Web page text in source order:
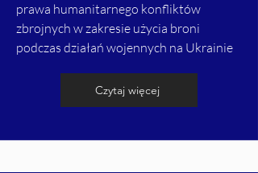
prawa humanitarnego konfliktów
zbrojnych w zakresie użycia broni
podczas działań wojennych na Ukrainie
Czytaj więcej